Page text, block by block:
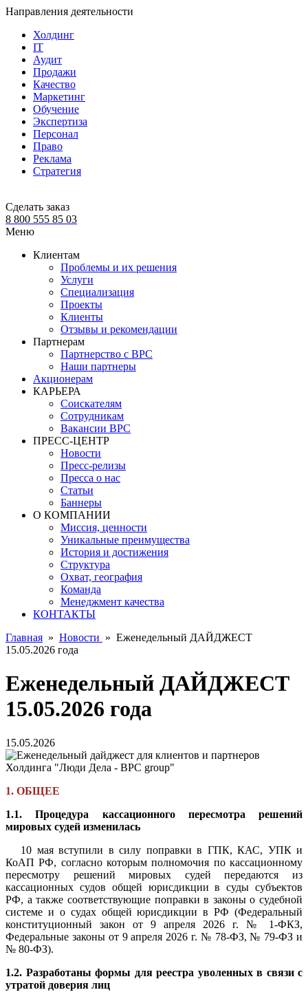
Направления деятельности
Холдинг
IT
Аудит
Продажи
Качество
Маркетинг
Обучение
Экспертиза
Персонал
Право
Реклама
Стратегия
Сделать заказ
8 800 555 85 03
Меню
Клиентам
Проблемы и их решения
Услуги
Специализация
Проекты
Клиенты
Отзывы и рекомендации
Партнерам
Партнерство с BPC
Наши партнеры
Акционерам
КАРЬЕРА
Соискателям
Сотрудникам
Вакансии BPC
ПРЕСС-ЦЕНТР
Новости
Пресс-релизы
Пресса о нас
Статьи
Баннеры
О КОМПАНИИ
Миссия, ценности
Уникальные преимущества
История и достижения
Структура
Охват, география
Команда
Менеджмент качества
КОНТАКТЫ
Главная » Новости » Еженедельный ДАЙДЖЕСТ
15.05.2026 года
Еженедельный ДАЙДЖЕСТ
15.05.2026 года
15.05.2026
1. ОБЩЕЕ
1.1. Процедура кассационного пересмотра решений
мировых судей изменилась
10 мая вступили в силу поправки в ГПК, КАС, УПК и
КоАП РФ, согласно которым полномочия по кассационному
пересмотру решений мировых судей передаются из
кассационных судов общей юрисдикции в суды субъектов
РФ, а также соответствующие поправки в законы о судебной
системе и о судах общей юрисдикции в РФ (Федеральный
конституционный закон от 9 апреля 2026 г. № 1-ФКЗ,
Федеральные законы от 9 апреля 2026 г. № 78-ФЗ, № 79-ФЗ и
№ 80-ФЗ).
1.2. Разработаны формы для реестра уволенных в связи с
утратой доверия лиц